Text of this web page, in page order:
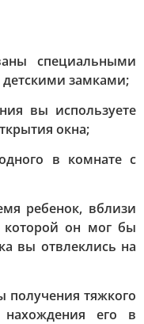
специальными
замками;
вы используете
окна;
в комнате с
ребенок, вблизи
которой он мог бы
вы отвлеклись на
получения тяжкого
его в